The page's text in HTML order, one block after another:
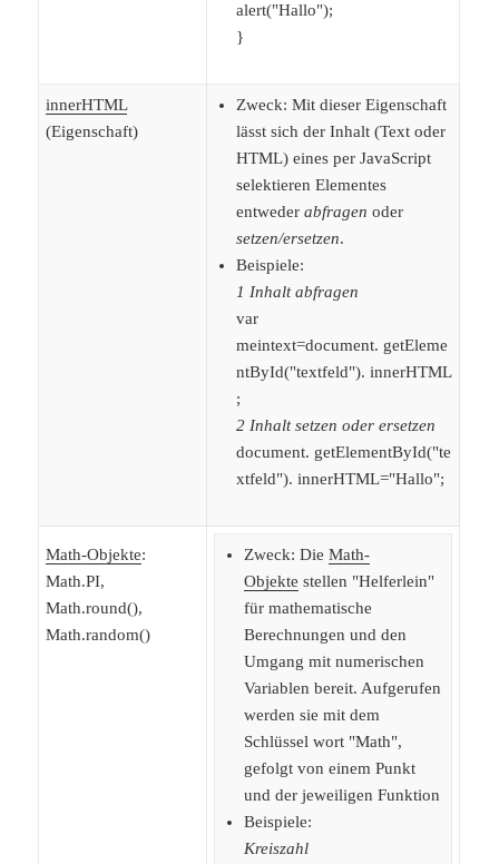
alert("Hallo");
}
innerHTML
(Eigenschaft)
Zweck: Mit dieser Eigenschaft
lässt sich der Inhalt (Text oder
HTML) eines per JavaScript
selektieren Elementes
entwederabfragen oder
setzen/ersetzen.
Beispiele:
1 Inhalt abfragen
var
meintext=document. getEleme
ntById("textfeld"). innerHTML
;
2 Inhalt setzen oder ersetzen
document. getElementById("te
xtfeld"). innerHTML="Hallo";
Math-Objekte:
Math.PI,
Math.round(),
Math.random()
Zweck: DieMath-
Objekte stellen "Helferlein"
für mathematische
Berechnungen und den
Umgang mit numerischen
Variablen bereit. Aufgerufen
werden sie mit dem
Schlüssel wort "Math",
gefolgt von einem Punkt
und der jeweiligen Funktion
Beispiele:
Kreiszahl